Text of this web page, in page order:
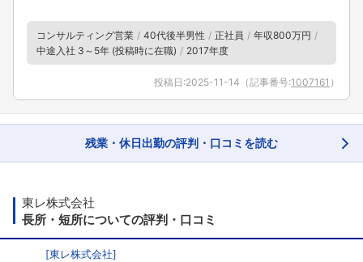
コンサルティング営業 40代後半男性 正社員
年収800万円
中途入社 3～5年 (投稿時に在職)
2017年度
投稿日:2025-11-14 （記事番号:1007161 ）
残業・休日出勤の評判・口コミを読む
東レ株式会社
長所・短所についての評判・口コミ
[東レ株式会社]